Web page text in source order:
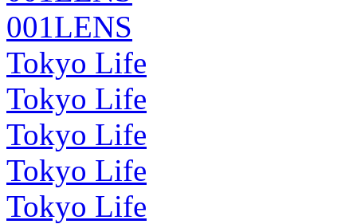
001LENS
Tokyo Life
Tokyo Life
Tokyo Life
Tokyo Life
Tokyo Life